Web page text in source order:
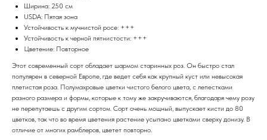
Ширина: 250 см
USDA: Пятая зона
Устойчивость к мучнистой росе: +++
Устойчивость к черной пятнистости: +++
Цветение: Повторное
Этот современный сорт обладает шармом старинных роз. Он быстро стал
популярен в северной Европе, где ведет себя как крупный куст или невысокая
плетистая роза. Полумахровые цветки чистого белого цвета, с лепестками
разного размера и формы, которые к тому же закручиваются, благодаря чему розу
не перепутаешь с другим сортом. Сорт очень мощный, выпускает кисти до 80
цветков, так что во время цветения растение усыпано цветками сверху донизу. В
отличие от многих рамблеров, цветет повторно.